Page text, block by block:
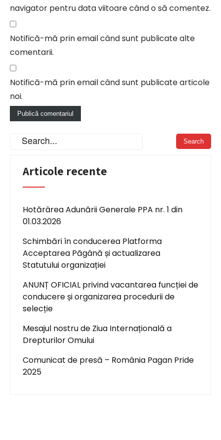
navigator pentru data viitoare când o să comentez.
Notifică-mă prin email când sunt publicate alte
comentarii.
Notifică-mă prin email când sunt publicate articole
noi.
Articole recente
Hotărârea Adunării Generale PPA nr. 1 din
01.03.2026
Schimbări în conducerea Platforma
Acceptarea Păgână și actualizarea
Statutului organizației
ANUNȚ OFICIAL privind vacantarea funcției de
conducere și organizarea procedurii de
selecție
Mesajul nostru de Ziua Internațională a
Drepturilor Omului
Comunicat de presă – România Pagan Pride
2025